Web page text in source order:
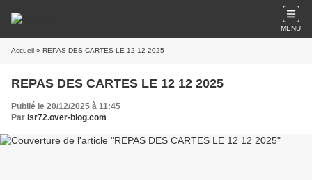
MENU
Accueil » REPAS DES CARTES LE 12 12 2025
REPAS DES CARTES LE 12 12 2025
Publié le 20/12/2025 à 11:45
Par lsr72.over-blog.com